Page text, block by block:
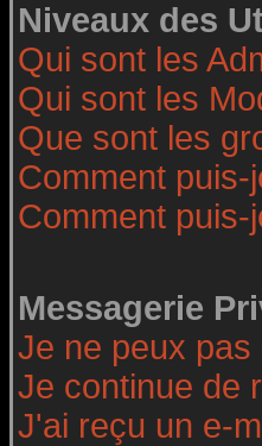
Niveaux des
Qui sont les
Qui sont les
Que sont les
Comment
Comment
Messagerie
Je ne peux
Je continue de
J'ai reçu un e-